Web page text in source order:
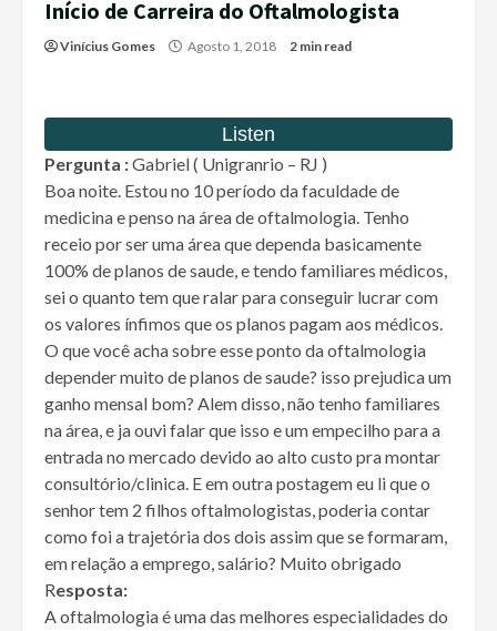
Início de Carreira do Oftalmologista
Vinícius Gomes Agosto 1, 2018 2 min read
Pergunta :Gabriel ( Unigranrio – RJ )
Boa noite. Estou no 10 período da faculdade de
medicina e penso na área de oftalmologia. Tenho
receio por ser uma área que dependa basicamente
100% de planos de saude, e tendo familiares médicos,
sei o quanto tem que ralar para conseguir lucrar com
os valores ínfimos que os planos pagam aos médicos.
O que você acha sobre esse ponto da oftalmologia
depender muito de planos de saude? isso prejudica um
ganho mensal bom? Alem disso, não tenho familiares
na área, e ja ouvi falar que isso e um empecilho para a
entrada no mercado devido ao alto custo pra montar
consultório/clinica. E em outra postagem eu li que o
senhor tem 2 filhos oftalmologistas, poderia contar
como foi a trajetória dos dois assim que se formaram,
em relação a emprego, salário? Muito obrigado
Resposta:
A oftalmologia é uma das melhores especialidades do